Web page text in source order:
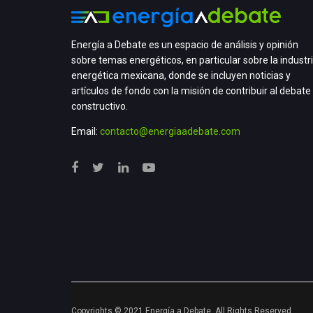
Energía a Debate es un espacio de análisis y opinión
sobre temas energéticos, en particular sobre la
energética mexicana, donde se incluyen noticias y
artículos de fondo con la misión de contribuir al debate
constructivo.
Email: contacto@energiaadebate.com
Copyrights © 2021 Energía a Debate. All Rights Reserved.